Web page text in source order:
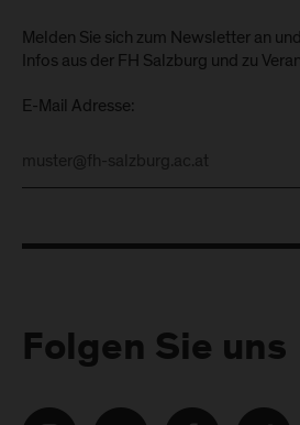
Melden Sie sich zum Newsletter an
Infos aus der FH Salzburg und zu
E-Mail Adresse:
Folgen Sie uns